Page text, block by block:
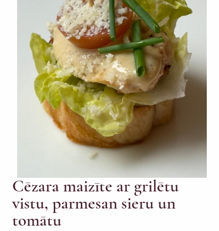
Cēzara maizīte ar grilētu
vistu, parmesan sieru un
tomātu